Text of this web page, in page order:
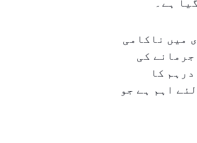
میں ناکامی
جرمانے کی
رقم اب صرف ۱،۰۰۰ درہم ہے، جبکہ بار بار کی غلطیاں ۵،۰۰۰ درہم کا
اہم ہے جو